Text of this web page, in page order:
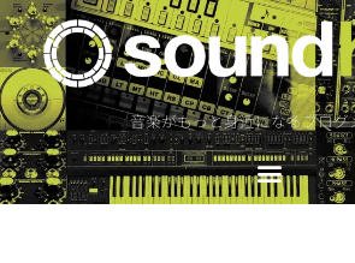
音楽がもっと身近になるブログ